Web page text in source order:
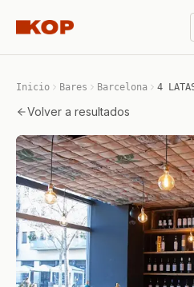
Inicio Bares Barcelona 4
Volver a resultados